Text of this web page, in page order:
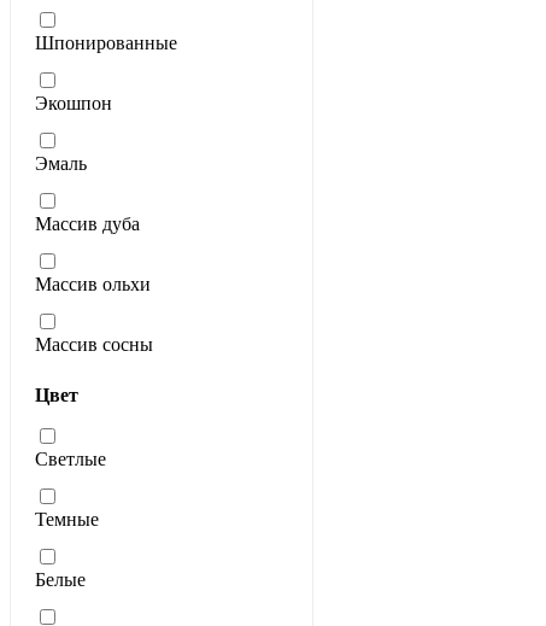
Шпонированные
Экошпон
Эмаль
Массив дуба
Массив ольхи
Массив сосны
Цвет
Светлые
Темные
Белые